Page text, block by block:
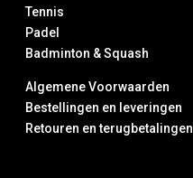
Tennis
Padel
Badminton & Squash
Algemene Voorwaarden
Bestellingen en leveringen
Retouren en terugbetalingen